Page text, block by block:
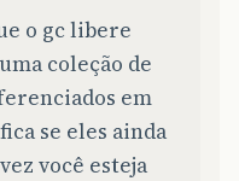
o gc libere
coleção de
em
se eles ainda
você esteja